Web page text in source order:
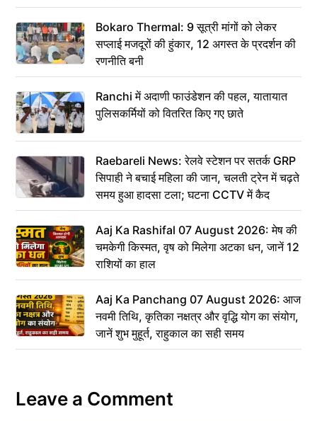
Bokaro Thermal: 9 सूत्री मांगों को लेकर
सप्लाई मजदूरों की हुंकार, 12 अगस्त के प्रदर्शन की
रणनीति बनी
Ranchi में अदाणी फाउंडेशन की पहल, यातायात
पुलिसकर्मियों को वितरित किए गए छाते
Raebareli News: रेलवे स्टेशन पर सतर्क GRP
सिपाही ने बचाई महिला की जान, चलती ट्रेन में चढ़ते
समय हुआ हादसा टला; घटना CCTV में कैद
Aaj Ka Rashifal 07 August 2026: मेष की
चमकेगी किस्मत, वृष को मिलेगा अटका धन, जानें 12
राशियों का हाल
Aaj Ka Panchang 07 August 2026: आज
नवमी तिथि, कृतिका नक्षत्र और वृद्धि योग का संयोग,
जानें शुभ मुहूर्त, राहुकाल का सही समय
Leave a Comment